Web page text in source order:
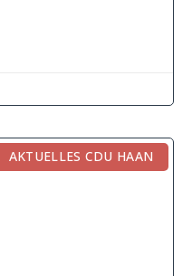
AKTUELLES CDU HAAN